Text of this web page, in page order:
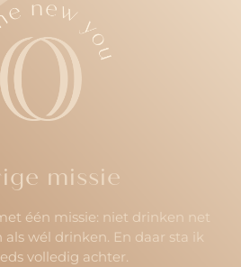
missie
één missie: niet drinken net
wél drinken. En daar sta ik
volledig achter.